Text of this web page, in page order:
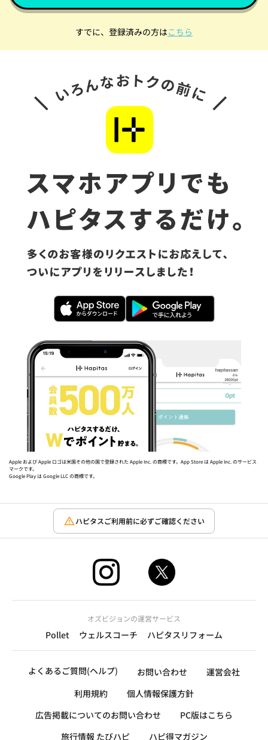
すでに、登録済みの方はこちら
Apple および Apple ロゴは米国その他の国で登録された Apple Inc. の商標です。App Store は Apple Inc. のサービス
マークです。
Google Play は Google LLC の商標です。
ハピタスご利用前に必ずご確認ください
オズビジョンの運営サービス
Pollet ウェルスコーチ ハピタスリフォーム
よくあるご質問(ヘルプ) お問い合わせ
運営会社
利用規約
個人情報保護方針
広告掲載についてのお問い合わせ
PC版はこちら
旅行情報 たびハピ
ハピ得マガジン